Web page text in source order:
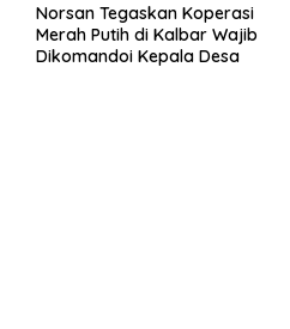
Norsan Tegaskan Koperasi
Merah Putih di Kalbar Wajib
Dikomandoi Kepala Desa